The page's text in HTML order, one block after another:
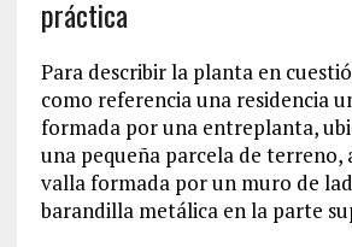
práctica
Para describir la planta en
como referencia una residencia
formada por una entreplanta,
una pequeña parcela de terreno,
valla formada por un muro de
barandilla metálica en la parte